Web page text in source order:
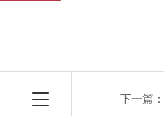
下一篇：